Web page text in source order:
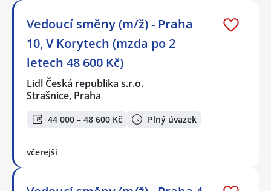
Vedoucí směny (m/ž) - Praha
10, V Korytech (mzda po 2
letech 48 600 Kč)
Lidl Česká republika s.r.o.
Strašnice, Praha
44 000 – 48 600 Kč Plný úvazek
včerejší